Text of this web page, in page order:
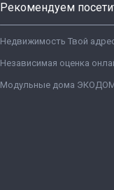
Рекомендуем
Недвижимость Твой
Независимая оценка
Модульные дома